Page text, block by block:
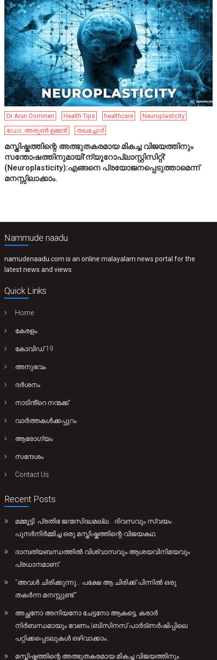
Dr Arun Oommen Health Tips healthcare
Neuroplasticity
ഡോ .അരുൺ ഉമ്മൻ
തലച്ചോർ
മസ്തിഷ്കത്തിന്റെ അത്ഭുതകരമായ മികച്ച വിജയത്തിനും
സന്തോഷത്തിനുമായി’ന്യൂറോപ്ലാസ്റ്റിസിറ്റി’
(Neuroplasticity):എങ്ങനെ പ്രയോജനപ്പെടുത്താമെന്ന്
മനസ്സിലാക്കാം.
Nammude naadu
namudenaadu.com is an online malayalam news portal for the
latest news and views.
Quick Links
Home
കേരളം
കോവിഡ് 19
അനുഭവം
ദർശനം
നാടിൻ്റെ നന്മക്ക്
വാർത്തകൾക്കപ്പുറം
ആരോഗ്യം
സന്ദേശം
Contact Us
Recent Posts
മമ്മൂട്ടി: പ്രതിഭ ജന്മസിദ്ധമല്ല… ദിവസവും സ്വയം
പുനർനിർമ്മിച്ച ഒരു മസ്തിഷ്കത്തിന്റെ വിജയകഥ
ദാമ്പത്യബന്ധത്തിൽ വിശ്വാസവും ആശയവിനിമയവും
പ്രധാനമാണ്.
“അവൾ ചിരിക്കുന്നു… പക്ഷേ ആ ചിരിക്ക് പിന്നിൽ ഒരു
തകർന്ന മനസ്സുണ്ട്.”
അച്ഛനോ അനിയനോ ചേട്ടനോ ആകട്ടെ, കരാർ
നിർബന്ധമായും വേണം |ബിസിനസ് പാർട്ണർഷിപ്പിലെ
പറ്റിക്കപ്പെടലുകൾ ഒഴിവാക്കാം..
മസ്തിഷ്കത്തിന്റെ അത്ഭുതകരമായ മികച്ച വിജയത്തിനും